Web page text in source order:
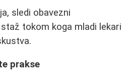
sledi obavezni
tokom koga mladi lekari
prakse